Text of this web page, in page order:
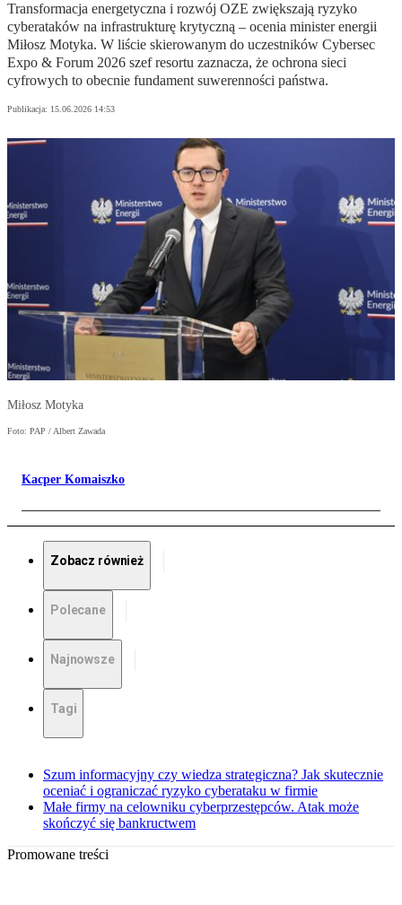
Transformacja energetyczna i rozwój OZE zwiększają ryzyko
cyberataków na infrastrukturę krytyczną – ocenia minister energii
Miłosz Motyka. W liście skierowanym do uczestników Cybersec
Expo & Forum 2026 szef resortu zaznacza, że ochrona sieci
cyfrowych to obecnie fundament suwerenności państwa.
Publikacja: 15.06.2026 14:53
Miłosz Motyka
Foto: PAP / Albert Zawada
Kacper Komaiszko
Zobacz również
Polecane
Najnowsze
Tagi
Szum informacyjny czy wiedza strategiczna? Jak skutecznie
oceniać i ograniczać ryzyko cyberataku w firmie
Małe firmy na celowniku cyberprzestępców. Atak może
skończyć się bankructwem
Promowane treści